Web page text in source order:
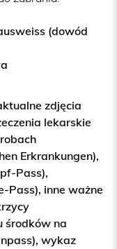
(dowód
zdjęcia
lekarskie
Erkrankungen),
Pass),
Pass), inne ważne
środków na
wykaz